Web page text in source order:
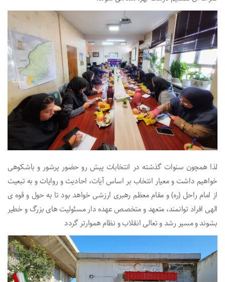
لذا همچون سنوات گذشته در انتخابات پیش رو حضور پرشور و باشکوهی
خواهیم داشت و معیار انتخاب بر اساس آیات، احادیث و روایات و به تبعیت
از امام راحل (ره) و مقام معظم رهبری ارزشی خواهد بود تا به حول و قوه ی
الهی افراد توانمند، متعهد و متخصص عهده دار مسئولیت های بزرگ و خطیر
بشوند و مسیر رشد و تعالی انقلاب و نظام هموارتر گردد